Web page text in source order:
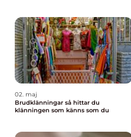
02. maj
Brudklänningar så hittar du
klänningen som känns som du